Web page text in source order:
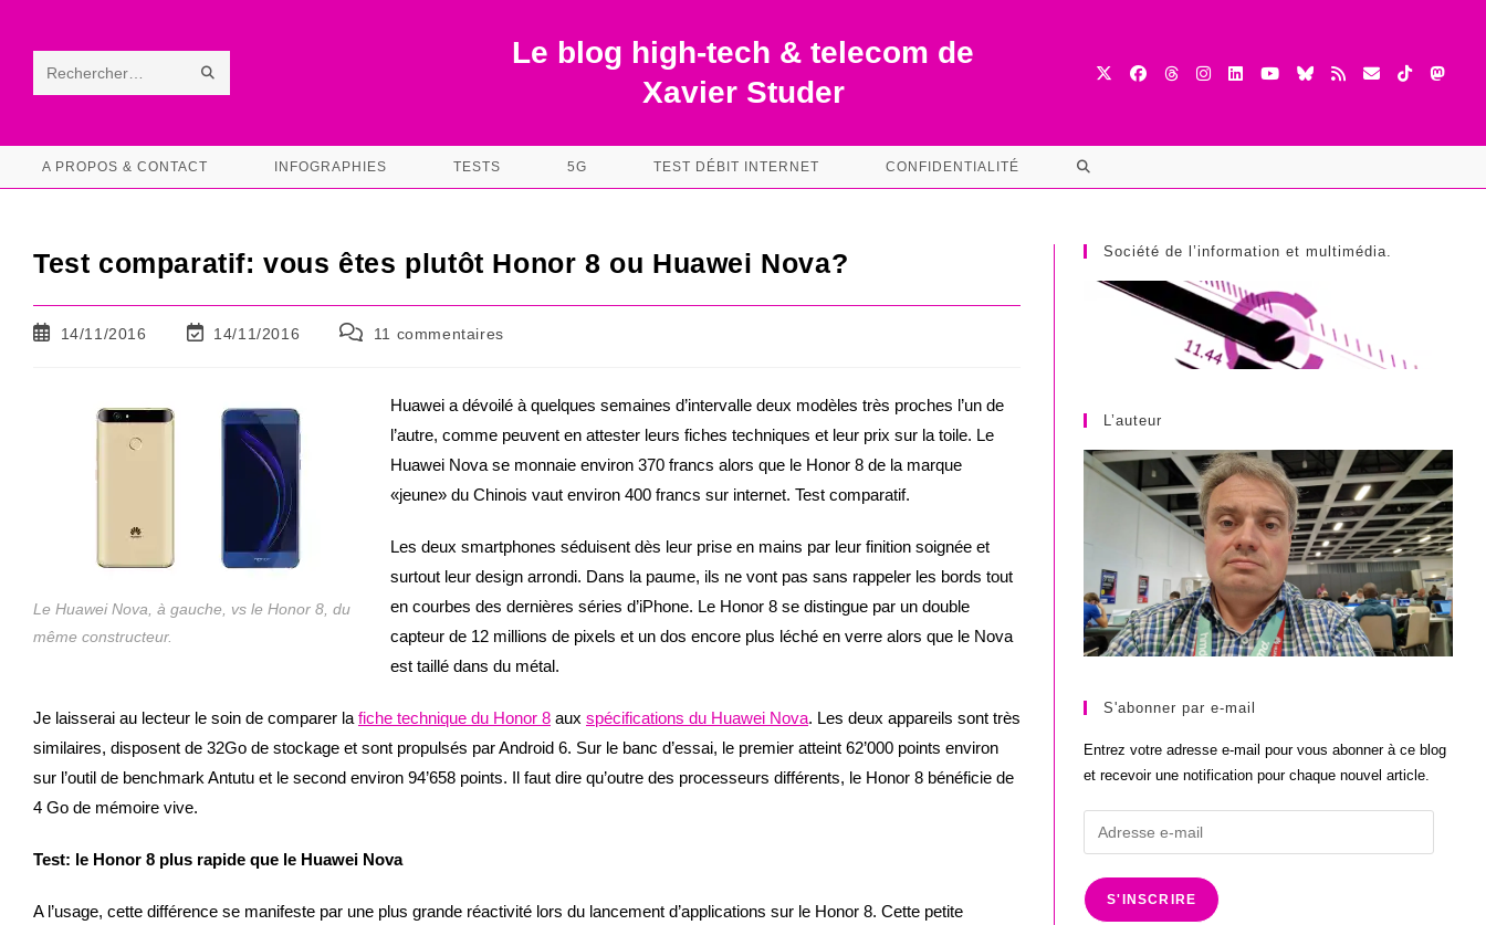
contentRechercher
ce RECHERCHE
Le blog high-tech & telecom de
Xavier Studer
A PROPOS & CONTACT INFOGRAPHIES TESTS 5G TEST DÉBIT INTERNET CONFIDENTIALITÉ TOGGLE
SEARCH
Test comparatif: vous êtes plutôt Honor 8 ou Huawei Nova?
Publication
14/11/2016
Dernière
publication :
14/11/2016
Commentaires
11 commentaires
Le Huawei Nova, à gauche, vs le Honor 8, du
même constructeur.
Huawei a dévoilé à quelques semaines d’intervalle deux modèles très proches l’un de
l’autre, comme peuvent en attester leurs fiches techniques et leur prix sur la toile. Le
Huawei Nova se monnaie environ 370 francs alors que le Honor 8 de la marque
«jeune» du Chinois vaut environ 400 francs sur internet. Test comparatif.
Les deux smartphones séduisent dès leur prise en mains par leur finition soignée et
surtout leur design arrondi. Dans la paume, ils ne vont pas sans rappeler les bords tout
en courbes des dernières séries d’iPhone. Le Honor 8 se distingue par un double
capteur de 12 millions de pixels et un dos encore plus léché en verre alors que le Nova
est taillé dans du métal.
Je laisserai au lecteur le soin de comparer la fiche technique du Honor 8 aux spécifications du Huawei Nova. Les deux appareils sont très
similaires, disposent de 32Go de stockage et sont propulsés par Android 6. Sur le banc d’essai, le premier atteint 62’000 points environ
sur l’outil de benchmark Antutu et le second environ 94’658 points. Il faut dire qu’outre des processeurs différents, le Honor 8 bénéficie de
4 Go de mémoire vive.
Test: le Honor 8 plus rapide que le Huawei Nova
A l’usage, cette différence se manifeste par une plus grande réactivité lors du lancement d’applications sur le Honor 8. Cette petite
Société de l’information et multimédia.
L’auteur
S'abonner par e-mail
Entrez votre adresse e-mail pour vous abonner à ce blog
et recevoir une notification pour chaque nouvel article.
Adresse
e-
mail
S'INSCRIRE